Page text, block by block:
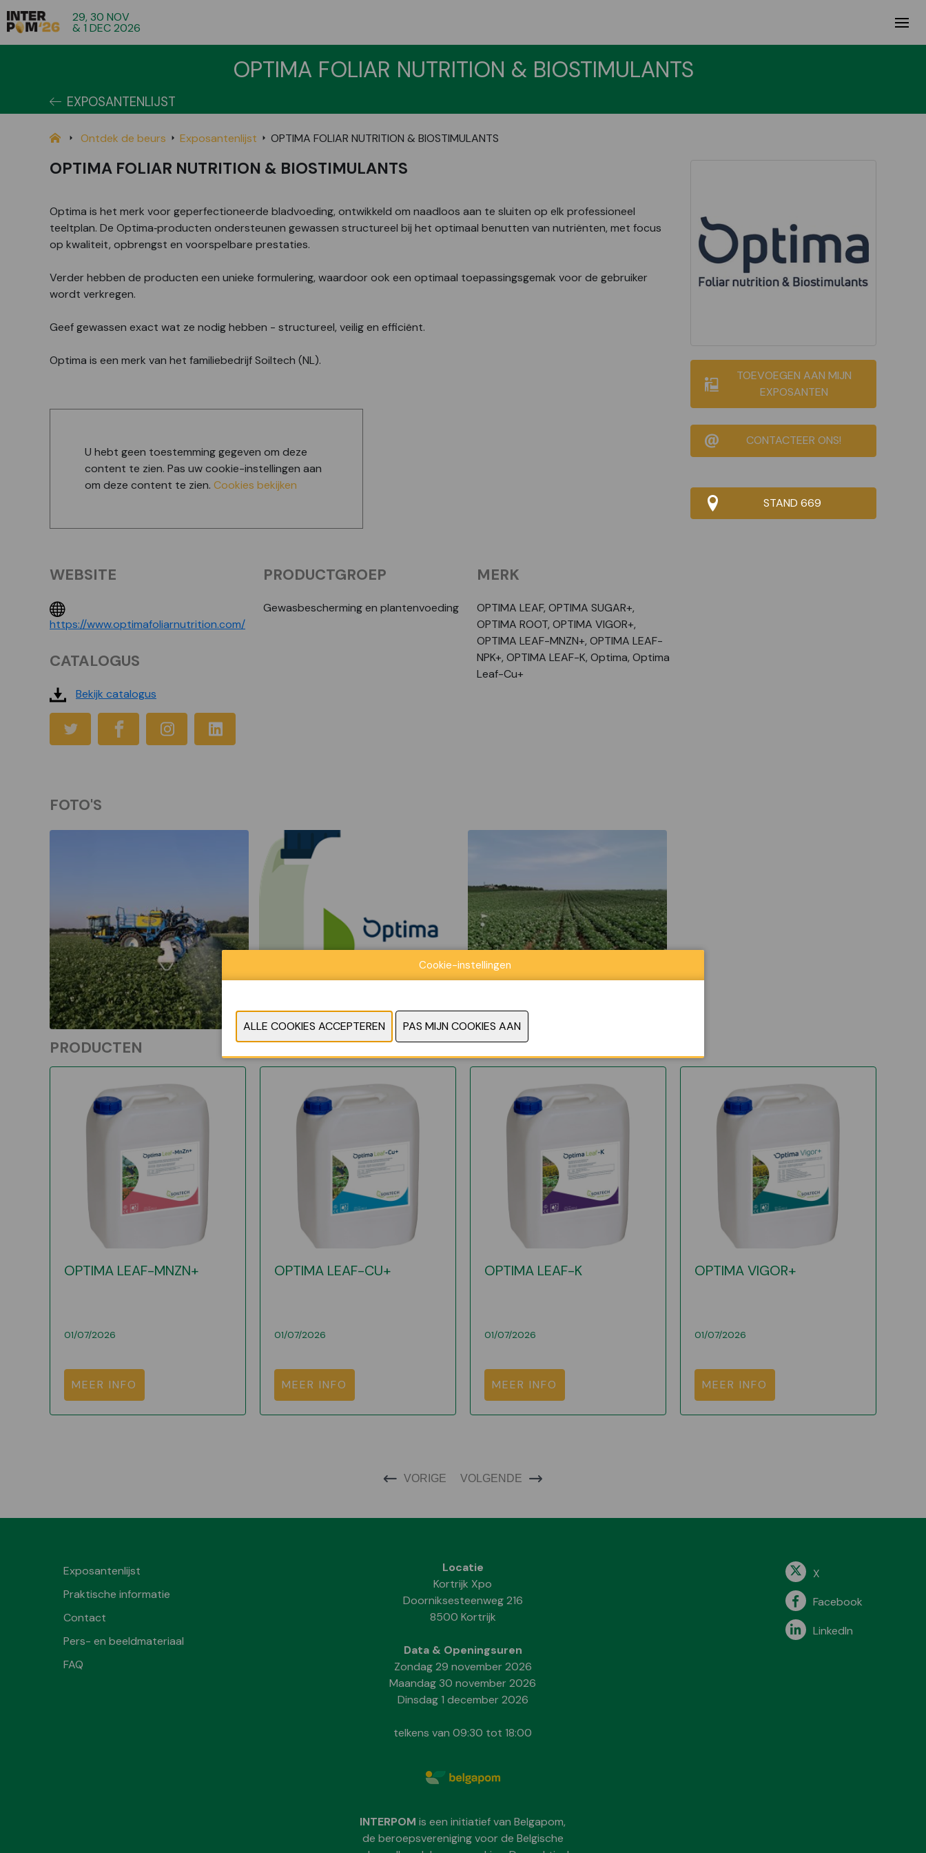
29, 30 NOV
& 1 DEC 2026
OPTIMA FOLIAR NUTRITION & BIOSTIMULANTS
EXPOSANTENLIJST
Ontdek de beurs Exposantenlijst OPTIMA FOLIAR NUTRITION & BIOSTIMULANTS
OPTIMA FOLIAR NUTRITION & BIOSTIMULANTS
TOEVOEGEN AAN MIJN
EXPOSANTEN
CONTACTEER ONS!
STAND 669
Optima is het merk voor geperfectioneerde bladvoeding, ontwikkeld om naadloos aan te sluiten op elk professioneel
teeltplan. De Optima‑producten ondersteunen gewassen structureel bij het optimaal benutten van nutriënten, met focus
op kwaliteit, opbrengst en voorspelbare prestaties.
Verder hebben de producten een unieke formulering, waardoor ook een optimaal toepassingsgemak voor de gebruiker
wordt verkregen.
Geef gewassen exact wat ze nodig hebben - structureel, veilig en efficiënt.
Optima is een merk van het familiebedrijf Soiltech (NL).
U hebt geen toestemming gegeven om deze
content te zien. Pas uw cookie-instellingen aan
om deze content te zien. Cookies bekijken
WEBSITE
https://www.optimafoliarnutrition.com/
CATALOGUS
Bekijk catalogus
PRODUCTGROEP
Gewasbescherming en plantenvoeding
MERK
OPTIMA LEAF, OPTIMA SUGAR+,
OPTIMA ROOT, OPTIMA VIGOR+,
OPTIMA LEAF-MNZN+, OPTIMA LEAF-
NPK+, OPTIMA LEAF-K, Optima, Optima
Leaf-Cu+
FOTO'S
PRODUCTEN
OPTIMA LEAF-MNZN+
01/07/2026
MEER INFO
OPTIMA LEAF-CU+
01/07/2026
MEER INFO
OPTIMA LEAF-K
01/07/2026
MEER INFO
OPTIMA VIGOR+
01/07/2026
MEER INFO
VORIGE VOLGENDE
Exposantenlijst
Praktische informatie
Contact
Pers- en beeldmateriaal
FAQ
Locatie
Kortrijk Xpo
Doorniksesteenweg 216
8500 Kortrijk
Data & Openingsuren
Zondag 29 november 2026
Maandag 30 november 2026
Dinsdag 1 december 2026
telkens van 09:30 tot 18:00
INTERPOMis een initiatief van Belgapom,
de beroepsvereniging voor de Belgische
X
Facebook
LinkedIn
Cookie-instellingen